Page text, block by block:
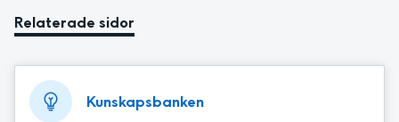
Relaterade sidor
Kunskapsbanken